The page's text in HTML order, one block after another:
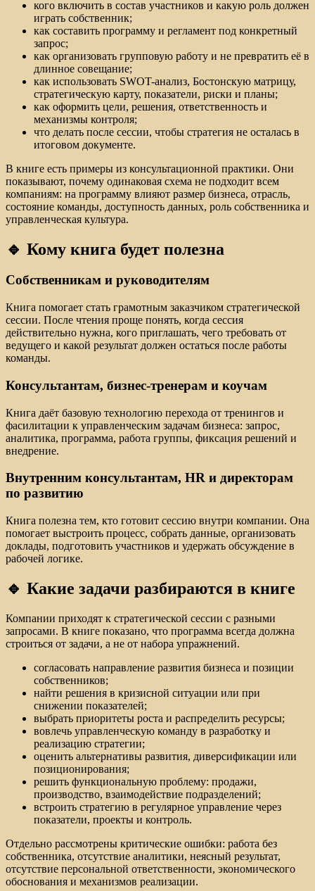
кого включить в состав участников и какую роль должен
играть собственник;
как составить программу и регламент под конкретный
запрос;
как организовать групповую работу и не превратить её в
длинное совещание;
как использовать SWOT-анализ, Бостонскую матрицу,
стратегическую карту, показатели, риски и планы;
как оформить цели, решения, ответственность и
механизмы контроля;
что делать после сессии, чтобы стратегия не осталась в
итоговом документе.
В книге есть примеры из консультационной практики. Они
показывают, почему одинаковая схема не подходит всем
компаниям: на программу влияют размер бизнеса, отрасль,
состояние команды, доступность данных, роль собственника и
управленческая культура.
🔹 Кому книга будет полезна
Собственникам и руководителям
Книга помогает стать грамотным заказчиком стратегической
сессии. После чтения проще понять, когда сессия
действительно нужна, кого приглашать, чего требовать от
ведущего и какой результат должен остаться после работы
команды.
Консультантам, бизнес-тренерам и коучам
Книга даёт базовую технологию перехода от тренингов и
фасилитации к управленческим задачам бизнеса: запрос,
аналитика, программа, работа группы, фиксация решений и
внедрение.
Внутренним консультантам, HR и директорам
по развитию
Книга полезна тем, кто готовит сессию внутри компании. Она
помогает выстроить процесс, собрать данные, организовать
доклады, подготовить участников и удержать обсуждение в
рабочей логике.
🔹 Какие задачи разбираются в книге
Компании приходят к стратегической сессии с разными
запросами. В книге показано, что программа всегда должна
строиться от задачи, а не от набора упражнений.
согласовать направление развития бизнеса и позиции
собственников;
найти решения в кризисной ситуации или при
снижении показателей;
выбрать приоритеты роста и распределить ресурсы;
вовлечь управленческую команду в разработку и
реализацию стратегии;
оценить альтернативы развития, диверсификации или
позиционирования;
решить функциональную проблему: продажи,
производство, взаимодействие подразделений;
встроить стратегию в регулярное управление через
показатели, проекты и контроль.
Отдельно рассмотрены критические ошибки: работа без
собственника, отсутствие аналитики, неясный результат,
отсутствие персональной ответственности, экономического
обоснования и механизмов реализации.